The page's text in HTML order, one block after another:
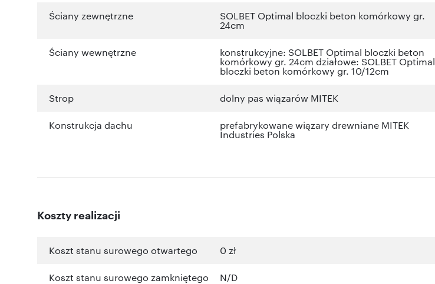
Ściany zewnętrzne SOLBET Optimal bloczki beton komórkowy gr.
24cm
Ściany wewnętrzne konstrukcyjne: SOLBET Optimal bloczki beton
komórkowy gr. 24cm działowe: SOLBET Optimal
bloczki beton komórkowy gr. 10/12cm
Strop dolny pas wiązarów MITEK
Konstrukcja dachu prefabrykowane wiązary drewniane MITEK
Industries Polska
Koszty realizacji
Koszt stanu surowego otwartego 0 zł
Koszt stanu surowego zamkniętego N/D